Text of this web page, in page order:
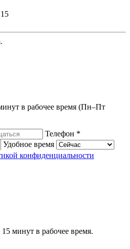
в рабочее время (Пн–Пт
Телефон *
Удобное время
конфиденциальности
минут в рабочее время.